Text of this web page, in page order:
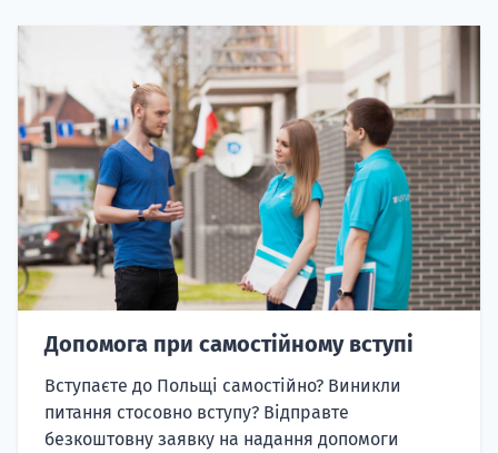
Допомога при самостійному вступі
Вступаєте до Польщі самостійно? Виникли
питання стосовно вступу? Відправте
безкоштовну заявку на надання допомоги